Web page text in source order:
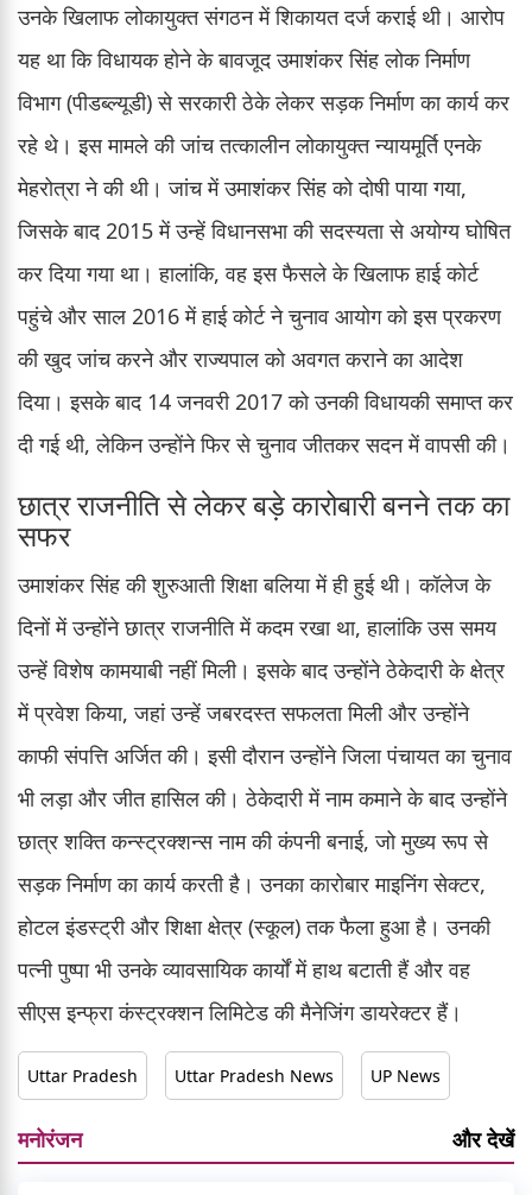
उनके खिलाफ लोकायुक्त संगठन में शिकायत दर्ज कराई थी। आरोप
यह था कि विधायक होने के बावजूद उमाशंकर सिंह लोक निर्माण
विभाग (पीडब्ल्यूडी) से सरकारी ठेके लेकर सड़क निर्माण का कार्य कर
रहे थे। इस मामले की जांच तत्कालीन लोकायुक्त न्यायमूर्ति एनके
मेहरोत्रा ने की थी। जांच में उमाशंकर सिंह को दोषी पाया गया,
जिसके बाद 2015 में उन्हें विधानसभा की सदस्यता से अयोग्य घोषित
कर दिया गया था। हालांकि, वह इस फैसले के खिलाफ हाई कोर्ट
पहुंचे और साल 2016 में हाई कोर्ट ने चुनाव आयोग को इस प्रकरण
की खुद जांच करने और राज्यपाल को अवगत कराने का आदेश
दिया। इसके बाद 14 जनवरी 2017 को उनकी विधायकी समाप्त कर
दी गई थी, लेकिन उन्होंने फिर से चुनाव जीतकर सदन में वापसी की।
छात्र राजनीति से लेकर बड़े कारोबारी बनने तक का
सफर
उमाशंकर सिंह की शुरुआती शिक्षा बलिया में ही हुई थी। कॉलेज के
दिनों में उन्होंने छात्र राजनीति में कदम रखा था, हालांकि उस समय
उन्हें विशेष कामयाबी नहीं मिली। इसके बाद उन्होंने ठेकेदारी के क्षेत्र
में प्रवेश किया, जहां उन्हें जबरदस्त सफलता मिली और उन्होंने
काफी संपत्ति अर्जित की। इसी दौरान उन्होंने जिला पंचायत का चुनाव
भी लड़ा और जीत हासिल की। ठेकेदारी में नाम कमाने के बाद उन्होंने
छात्र शक्ति कन्स्ट्रक्शन्स नाम की कंपनी बनाई, जो मुख्य रूप से
सड़क निर्माण का कार्य करती है। उनका कारोबार माइनिंग सेक्टर,
होटल इंडस्ट्री और शिक्षा क्षेत्र (स्कूल) तक फैला हुआ है। उनकी
पत्नी पुष्पा भी उनके व्यावसायिक कार्यों में हाथ बटाती हैं और वह
सीएस इन्फ्रा कंस्ट्रक्शन लिमिटेड की मैनेजिंग डायरेक्टर हैं।
Uttar Pradesh Uttar Pradesh News UP News
मनोरंजन और देखें